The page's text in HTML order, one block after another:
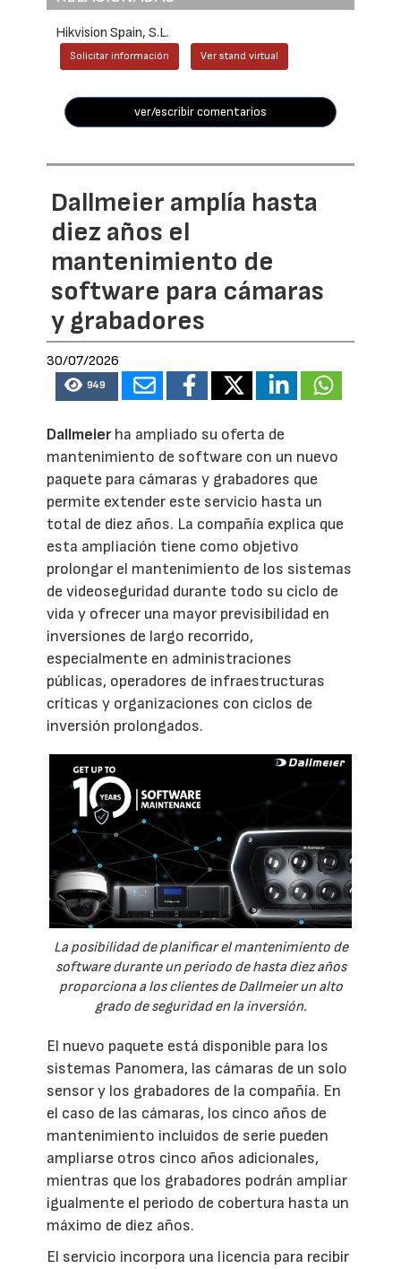
Hikvision Spain, S.L.
Solicitar información Ver stand virtual
ver/escribir comentarios
Dallmeier amplía hasta
diez años el
mantenimiento de
software para cámaras
y grabadores
30/07/2026
949
Dallmeierha ampliado su oferta de
mantenimiento de software con un nuevo
paquete para cámaras y grabadores que
permite extender este servicio hasta un
total de diez años. La compañía explica que
esta ampliación tiene como objetivo
prolongar el mantenimiento de los sistemas
de videoseguridad durante todo su ciclo de
vida y ofrecer una mayor previsibilidad en
inversiones de largo recorrido,
especialmente en administraciones
públicas, operadores de infraestructuras
críticas y organizaciones con ciclos de
inversión prolongados.
La posibilidad de planificar el mantenimiento de
software durante un periodo de hasta diez años
proporciona a los clientes de Dallmeier un alto
grado de seguridad en la inversión.
El nuevo paquete está disponible para los
sistemas Panomera, las cámaras de un solo
sensor y los grabadores de la compañía. En
el caso de las cámaras, los cinco años de
mantenimiento incluidos de serie pueden
ampliarse otros cinco años adicionales,
mientras que los grabadores podrán ampliar
igualmente el periodo de cobertura hasta un
máximo de diez años.
El servicio incorpora una licencia para recibir